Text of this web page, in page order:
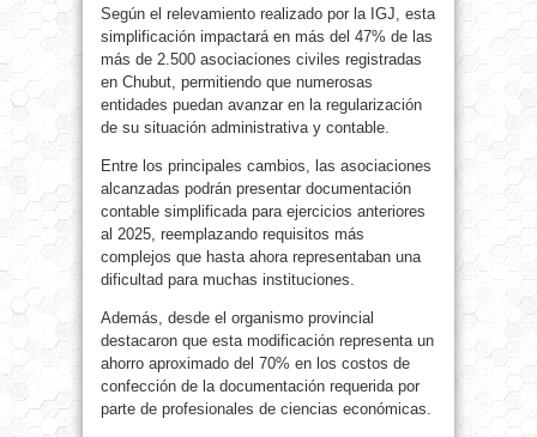
Según el relevamiento realizado por la IGJ, esta
simplificación impactará en más del 47% de las
más de 2.500 asociaciones civiles registradas
en Chubut, permitiendo que numerosas
entidades puedan avanzar en la regularización
de su situación administrativa y contable.
Entre los principales cambios, las asociaciones
alcanzadas podrán presentar documentación
contable simplificada para ejercicios anteriores
al 2025, reemplazando requisitos más
complejos que hasta ahora representaban una
dificultad para muchas instituciones.
Además, desde el organismo provincial
destacaron que esta modificación representa un
ahorro aproximado del 70% en los costos de
confección de la documentación requerida por
parte de profesionales de ciencias económicas.